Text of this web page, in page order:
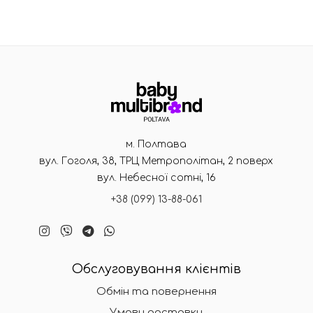
м. Полтава
вул. Гоголя, 38, ТРЦ Метрополітан, 2 поверх
вул. Небесної сотні, 16
+38 (099) 13-88-061
Обслуговування клієнтів
Обмін та повернення